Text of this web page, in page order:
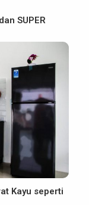
SUPER
Kayu seperti